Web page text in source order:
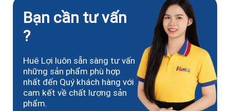
Bạn cần tư vấn
?
Huê Lợi luôn sẵn sàng tư vấn
những sản phẩm phù hợp
nhất đến Quý khách hàng với
cam kết về chất lượng sản
phẩm.